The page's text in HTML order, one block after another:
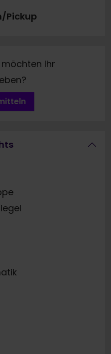
Pickup
möchten Ihr